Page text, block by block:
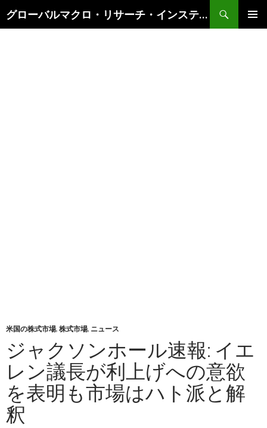
グローバルマクロ・リサーチ・インスティテュート
索
米国の株式市場, 株式市場, ニュース
ジャクソンホール速報: イエ
レン議長が利上げへの意欲
を表明も市場はハト派と解
釈